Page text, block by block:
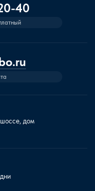
40
дом